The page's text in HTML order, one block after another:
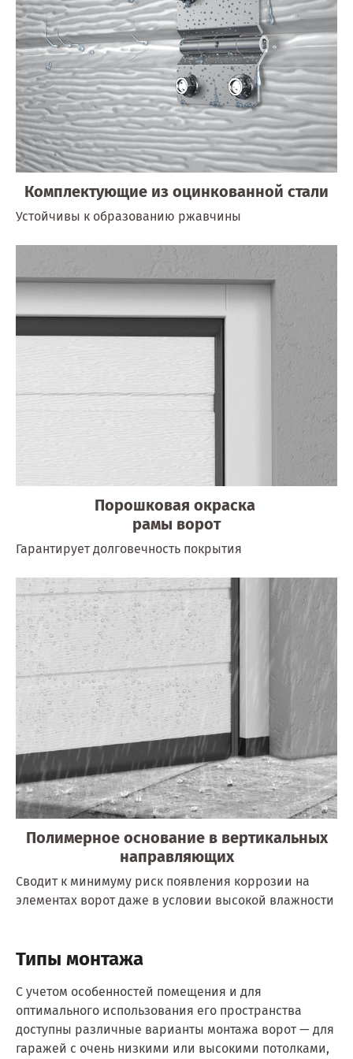
Комплектующие из оцинкованной стали
Устойчивы к образованию ржавчины
Порошковая окраска
рамы ворот
Гарантирует долговечность покрытия
Полимерное основание в вертикальных
направляющих
Сводит к минимуму риск появления коррозии на
элементах ворот даже в условии высокой влажности
Типы монтажа
С учетом особенностей помещения и для
оптимального использования его пространства
доступны различные варианты монтажа ворот — для
гаражей с очень низкими или высокими потолками,